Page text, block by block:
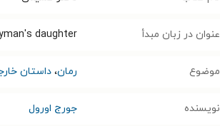
عنوان در زبان مبدأ daughter
موضوع رمان، داستان
نویسنده جورج اورول